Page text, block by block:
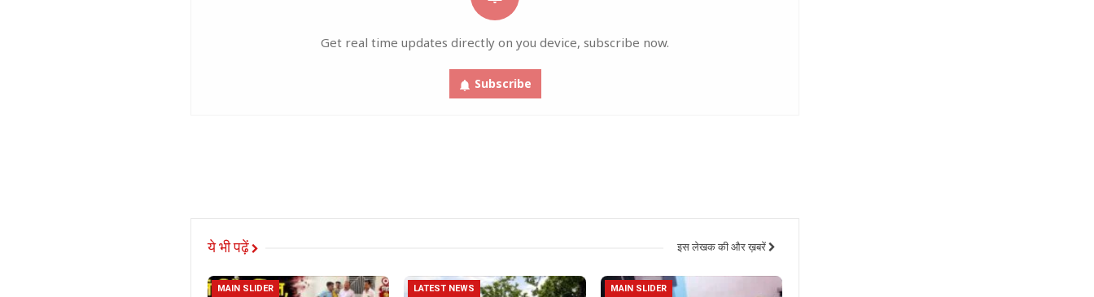
Get real time updates directly on you device, subscribe now.
Subscribe
ये भी पढ़ें इस लेखक की और ख़बरें
MAIN SLIDER LATEST NEWS MAIN SLIDER